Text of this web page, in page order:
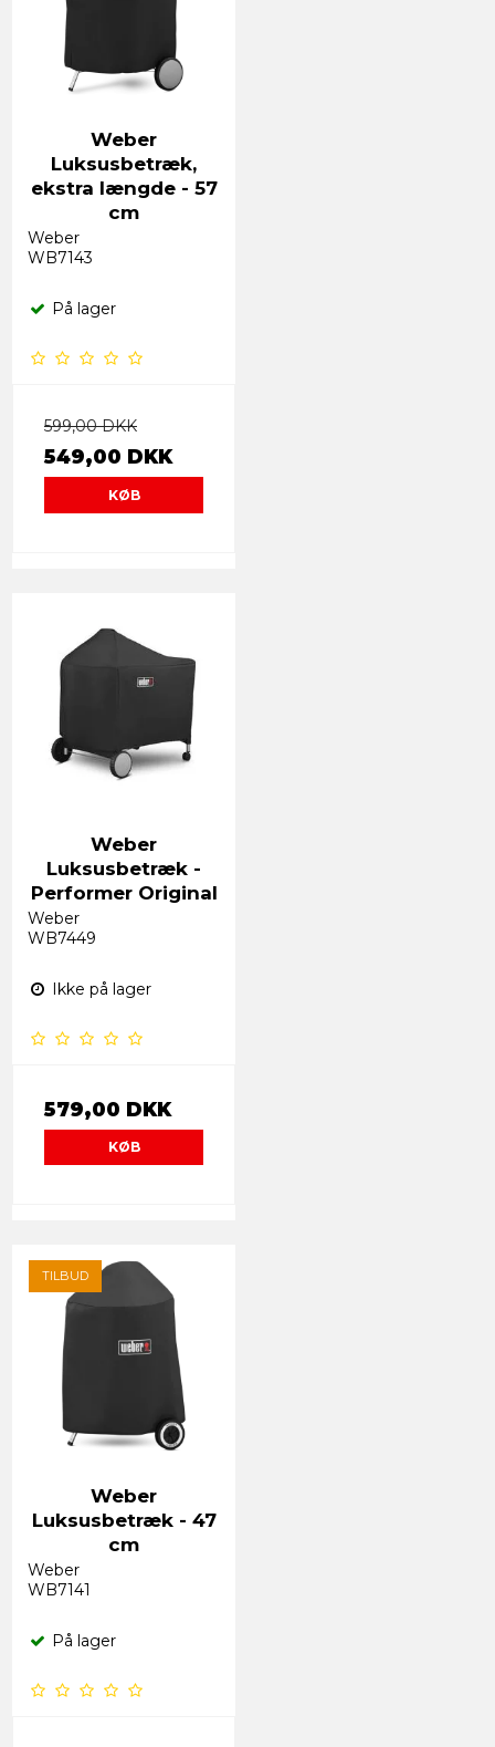
Weber
Luksusbetræk,
ekstra længde - 57
cm
Weber
WB7143
På lager
599,00 DKK
549,00 DKK
KØB
Weber
Luksusbetræk -
Performer Original
Weber
WB7449
Ikke på lager
579,00 DKK
KØB
TILBUD
Weber
Luksusbetræk - 47
cm
Weber
WB7141
På lager